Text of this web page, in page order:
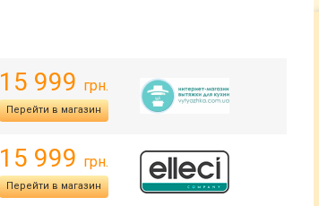
15 999 грн.
Перейти в магазин
15 999 грн.
Перейти в магазин